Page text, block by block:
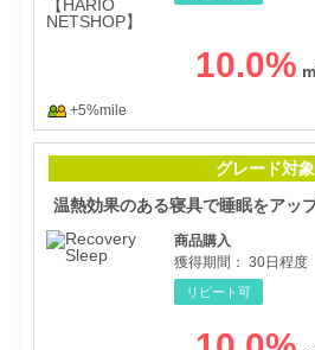
10.0%
+5%mile
グレード対象
商品購入
獲得期間： 30日程度
リピート可